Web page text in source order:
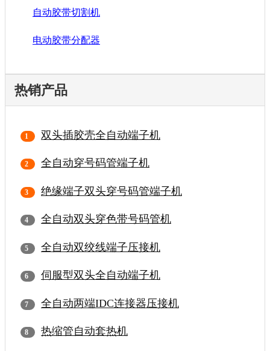
自动胶带切割机
电动胶带分配器
热销产品
双头插胶壳全自动端子机
全自动穿号码管端子机
绝缘端子双头穿号码管端子机
全自动双头穿色带号码管机
全自动双绞线端子压接机
伺服型双头全自动端子机
全自动两端IDC连接器压接机
热缩管自动套热机